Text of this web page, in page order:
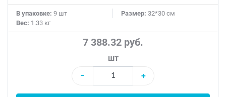
В упаковке: 9 шт Размер: 32*30 см
Вес: 1.33 кг
7 388.32 руб.
шт
−
+